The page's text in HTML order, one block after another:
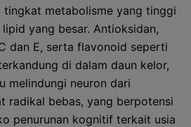
tingkat metabolisme yang tinggi
yang besar. Antioksidan,
dan E, serta flavonoid seperti
di dalam daun kelor,
melindungi neuron dari
radikal bebas, yang berpotensi
penurunan kognitif terkait usia